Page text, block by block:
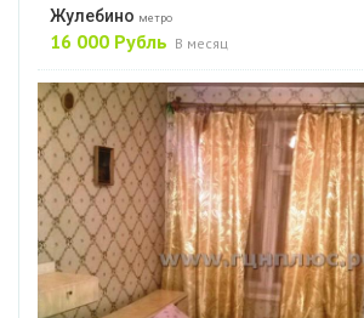
Жулебино метро
16 000 Рубль В месяц